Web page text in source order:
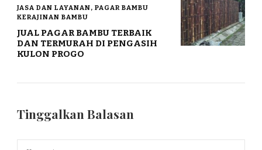
JASA DAN LAYANAN, PAGAR BAMBU
KERAJINAN BAMBU
JUAL PAGAR BAMBU TERBAIK
DAN TERMURAH DI PENGASIH
KULON PROGO
Tinggalkan Balasan